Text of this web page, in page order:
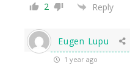
2 Reply
Eugen Lupu
1 year ago